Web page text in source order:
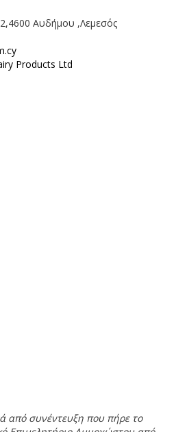
Αυδήμου ,Λεμεσός
Products Ltd
από συνέντευξη που πήρε το